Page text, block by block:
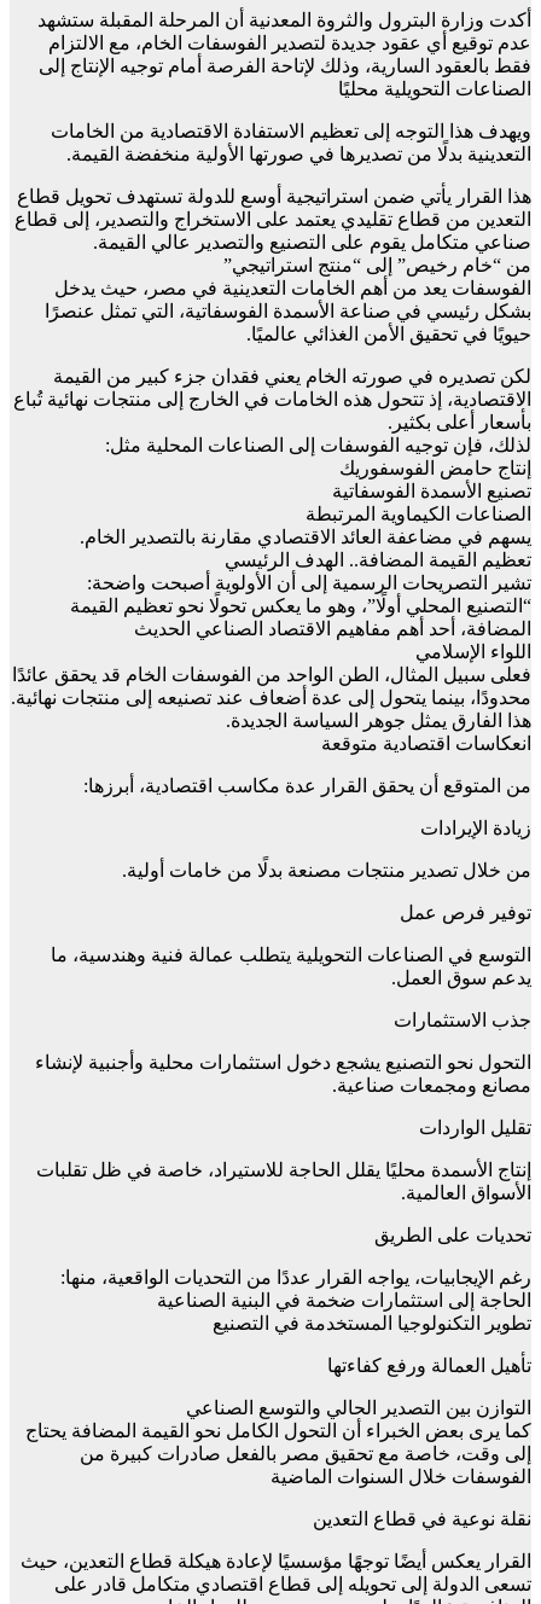
أكدت وزارة البترول والثروة المعدنية أن المرحلة المقبلة ستشهد
عدم توقيع أي عقود جديدة لتصدير الفوسفات الخام، مع الالتزام
فقط بالعقود السارية، وذلك لإتاحة الفرصة أمام توجيه الإنتاج إلى
الصناعات التحويلية محليًا
ويهدف هذا التوجه إلى تعظيم الاستفادة الاقتصادية من الخامات
التعدينية بدلًا من تصديرها في صورتها الأولية منخفضة القيمة.
هذا القرار يأتي ضمن استراتيجية أوسع للدولة تستهدف تحويل قطاع
التعدين من قطاع تقليدي يعتمد على الاستخراج والتصدير، إلى قطاع
صناعي متكامل يقوم على التصنيع والتصدير عالي القيمة.
من “خام رخيص” إلى “منتج استراتيجي”
الفوسفات يعد من أهم الخامات التعدينية في مصر، حيث يدخل
بشكل رئيسي في صناعة الأسمدة الفوسفاتية، التي تمثل عنصرًا
حيويًا في تحقيق الأمن الغذائي عالميًا.
لكن تصديره في صورته الخام يعني فقدان جزء كبير من القيمة
الاقتصادية، إذ تتحول هذه الخامات في الخارج إلى منتجات نهائية تُباع
بأسعار أعلى بكثير.
لذلك، فإن توجيه الفوسفات إلى الصناعات المحلية مثل:
إنتاج حامض الفوسفوريك
تصنيع الأسمدة الفوسفاتية
الصناعات الكيماوية المرتبطة
يسهم في مضاعفة العائد الاقتصادي مقارنة بالتصدير الخام.
تعظيم القيمة المضافة.. الهدف الرئيسي
تشير التصريحات الرسمية إلى أن الأولوية أصبحت واضحة:
“التصنيع المحلي أولًا”، وهو ما يعكس تحولًا نحو تعظيم القيمة
المضافة، أحد أهم مفاهيم الاقتصاد الصناعي الحديث
اللواء الإسلامي
فعلى سبيل المثال، الطن الواحد من الفوسفات الخام قد يحقق عائدًا
محدودًا، بينما يتحول إلى عدة أضعاف عند تصنيعه إلى منتجات نهائية.
هذا الفارق يمثل جوهر السياسة الجديدة.
انعكاسات اقتصادية متوقعة
من المتوقع أن يحقق القرار عدة مكاسب اقتصادية، أبرزها:
زيادة الإيرادات
من خلال تصدير منتجات مصنعة بدلًا من خامات أولية.
توفير فرص عمل
التوسع في الصناعات التحويلية يتطلب عمالة فنية وهندسية، ما
يدعم سوق العمل.
جذب الاستثمارات
التحول نحو التصنيع يشجع دخول استثمارات محلية وأجنبية لإنشاء
مصانع ومجمعات صناعية.
تقليل الواردات
إنتاج الأسمدة محليًا يقلل الحاجة للاستيراد، خاصة في ظل تقلبات
الأسواق العالمية.
تحديات على الطريق
رغم الإيجابيات، يواجه القرار عددًا من التحديات الواقعية، منها:
الحاجة إلى استثمارات ضخمة في البنية الصناعية
تطوير التكنولوجيا المستخدمة في التصنيع
تأهيل العمالة ورفع كفاءتها
التوازن بين التصدير الحالي والتوسع الصناعي
كما يرى بعض الخبراء أن التحول الكامل نحو القيمة المضافة يحتاج
إلى وقت، خاصة مع تحقيق مصر بالفعل صادرات كبيرة من
الفوسفات خلال السنوات الماضية
نقلة نوعية في قطاع التعدين
القرار يعكس أيضًا توجهًا مؤسسيًا لإعادة هيكلة قطاع التعدين، حيث
تسعى الدولة إلى تحويله إلى قطاع اقتصادي متكامل قادر على